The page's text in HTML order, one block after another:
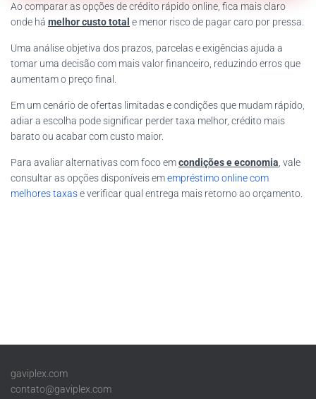
Ao comparar as opções de crédito rápido online, fica mais claro
onde há melhor custo total e menor risco de pagar caro por pressa.
Uma análise objetiva dos prazos, parcelas e exigências ajuda a
tomar uma decisão com mais valor financeiro, reduzindo erros que
aumentam o preço final.
Em um cenário de ofertas limitadas e condições que mudam rápido,
adiar a escolha pode significar perder taxa melhor, crédito mais
barato ou acabar com custo maior.
Para avaliar alternativas com foco emcondições e economia , vale
consultar as opções disponíveis emempréstimo online com
melhores taxase verificar qual entrega mais retorno ao orçamento.
gaviplex.com
contato@gaviplex.com